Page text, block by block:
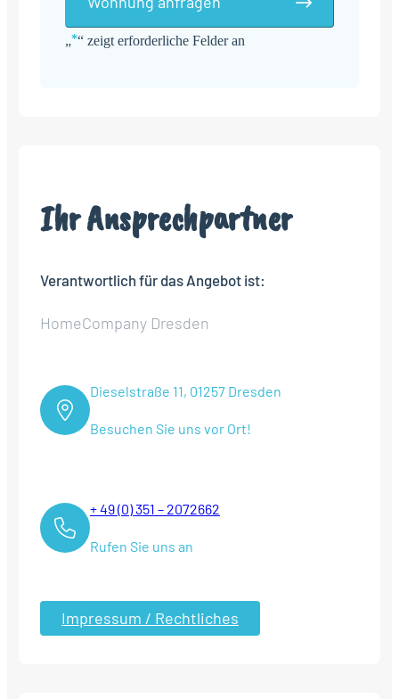
„*“ zeigt erforderliche Felder an
Ihr Ansprechpartner
Verantwortlich für das Angebot ist:
HomeCompany Dresden
Dieselstraße 11, 01257 Dresden
Besuchen Sie uns vor Ort!
+ 49 (0) 351 – 2072662
Rufen Sie uns an
Impressum / Rechtliches